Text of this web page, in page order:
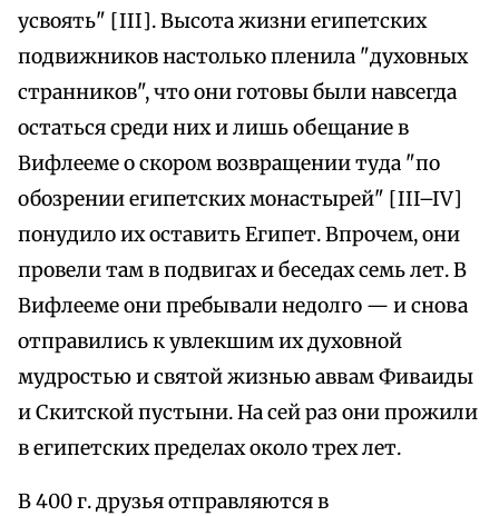
усвоять" [III]. Высота жизни египетских
подвижников настолько пленила "духовных
странников", что они готовы были навсегда
остаться среди них и лишь обещание в
Вифлееме о скором возвращении туда "по
обозрении египетских монастырей" [III–IV]
понудило их оставить Египет. Впрочем, они
провели там в подвигах и беседах семь лет. В
Вифлееме они пребывали недолго — и снова
отправились к увлекшим их духовной
мудростью и святой жизнью аввам Фиваиды
и Скитской пустыни. На сей раз они прожили
в египетских пределах около трех лет.
В 400 г. друзья отправляются в